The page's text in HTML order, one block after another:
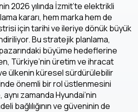
2026 yılında İzmit’te elektrikli
kararı, hem marka hem de
için tarihi ve ileriye dönük büyük
Bu stratejik planlama,
büyüme hedeflerine
Türkiye’nin üretim ve ihracat
ülkenin küresel sürdürülebilir
önemli bir rol üstlenmesini
zamanda Hyundai’nin
bağlılığının ve güveninin de